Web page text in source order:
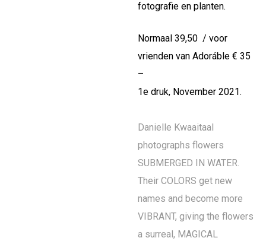
fotografie en planten.
Normaal 39,50 / voor
vrienden van Adoráble € 35
–
1e druk, November 2021.
Danielle Kwaaitaal
photographs flowers
SUBMERGED IN WATER.
Their COLORS get new
names and become more
VIBRANT, giving the flowers
a surreal, MAGICAL